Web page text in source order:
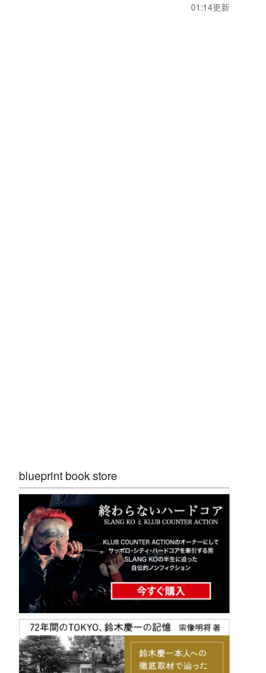
01:14更新
blueprint book store